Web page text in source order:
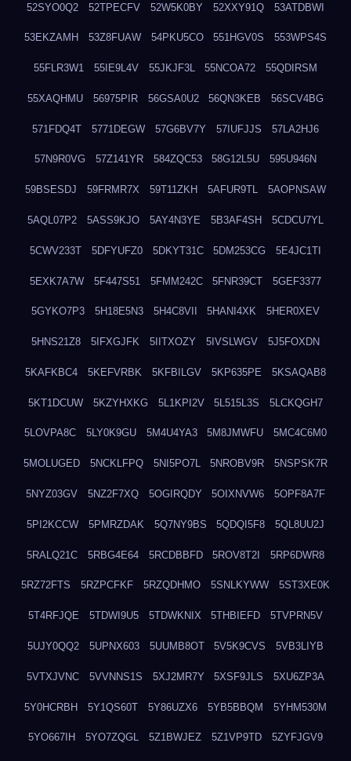
52SYO0Q2 52TPECFV 52W5K0BY 52XXY91Q 53ATDBWI
53EKZAMH 53Z8FUAW 54PKU5CO 551HGV0S 553WPS4S
55FLR3W1 55IE9L4V 55JKJF3L 55NCOA72 55QDIRSM
55XAQHMU 56975PIR 56GSA0U2 56QN3KEB 56SCV4BG
571FDQ4T 5771DEGW 57G6BV7Y 57IUFJJS 57LA2HJ6
57N9R0VG 57Z141YR 584ZQC53 58G12L5U 595U946N
59BSESDJ 59FRMR7X 59T11ZKH 5AFUR9TL 5AOPNSAW
5AQL07P2 5ASS9KJO 5AY4N3YE 5B3AF4SH 5CDCU7YL
5CWV233T 5DFYUFZ0 5DKYT31C 5DM253CG 5E4JC1TI
5EXK7A7W 5F447S51 5FMM242C 5FNR39CT 5GEF3377
5GYKO7P3 5H18E5N3 5H4C8VII 5HANI4XK 5HER0XEV
5HNS21Z8 5IFXGJFK 5IITXOZY 5IVSLWGV 5J5FOXDN
5KAFKBC4 5KEFVRBK 5KFBILGV 5KP635PE 5KSAQAB8
5KT1DCUW 5KZYHXKG 5L1KPI2V 5L515L3S 5LCKQGH7
5LOVPA8C 5LY0K9GU 5M4U4YA3 5M8JMWFU 5MC4C6M0
5MOLUGED 5NCKLFPQ 5NI5PO7L 5NROBV9R 5NSPSK7R
5NYZ03GV 5NZ2F7XQ 5OGIRQDY 5OIXNVW6 5OPF8A7F
5PI2KCCW 5PMRZDAK 5Q7NY9BS 5QDQI5F8 5QL8UU2J
5RALQ21C 5RBG4E64 5RCDBBFD 5ROV8T2I 5RP6DWR8
5RZ72FTS 5RZPCFKF 5RZQDHMO 5SNLKYWW 5ST3XE0K
5T4RFJQE 5TDWI9U5 5TDWKNIX 5THBIEFD 5TVPRN5V
5UJY0QQ2 5UPNX603 5UUMB8OT 5V5K9CVS 5VB3LIYB
5VTXJVNC 5VVNNS1S 5XJ2MR7Y 5XSF9JLS 5XU6ZP3A
5Y0HCRBH 5Y1QS60T 5Y86UZX6 5YB5BBQM 5YHM530M
5YO667IH 5YO7ZQGL 5Z1BWJEZ 5Z1VP9TD 5ZYFJGV9